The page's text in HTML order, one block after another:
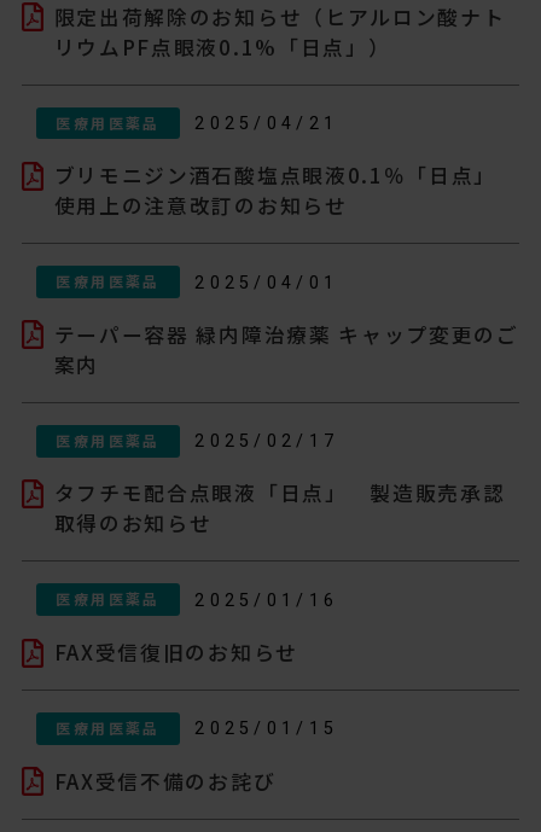
限定出荷解除のお知らせ（ヒアルロン酸ナト
リウムPF点眼液0.1%「日点」）
2025/04/21
医療用医薬品
ブリモニジン酒石酸塩点眼液0.1％「日点」
使用上の注意改訂のお知らせ
2025/04/01
医療用医薬品
テーパー容器 緑内障治療薬 キャップ変更のご
案内
2025/02/17
医療用医薬品
タフチモ配合点眼液「日点」 製造販売承認
取得のお知らせ
2025/01/16
医療用医薬品
FAX受信復旧のお知らせ
2025/01/15
医療用医薬品
FAX受信不備のお詫び